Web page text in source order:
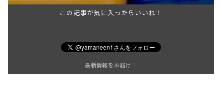
この記事が気に入ったらいいね！
最新情報をお届け！